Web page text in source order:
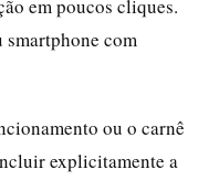
em poucos cliques.
smartphone com
ou o carnê
explicitamente a